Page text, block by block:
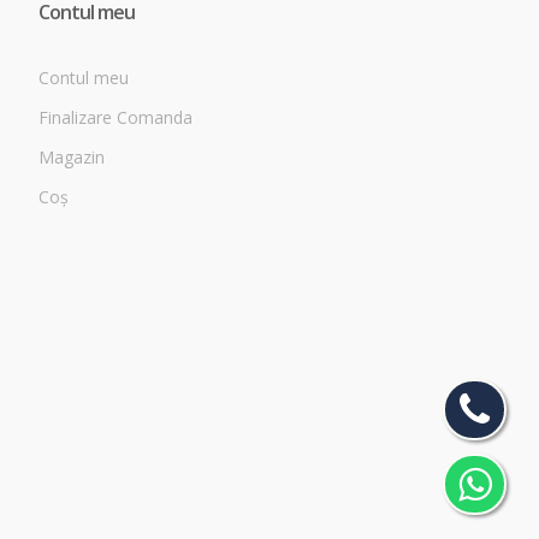
Contul meu
Contul meu
Finalizare Comanda
Magazin
Coș